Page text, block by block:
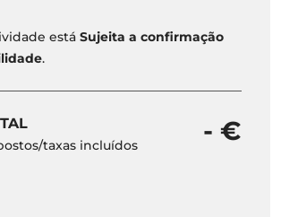
está Sujeita a confirmação
.
taxas incluídos - €